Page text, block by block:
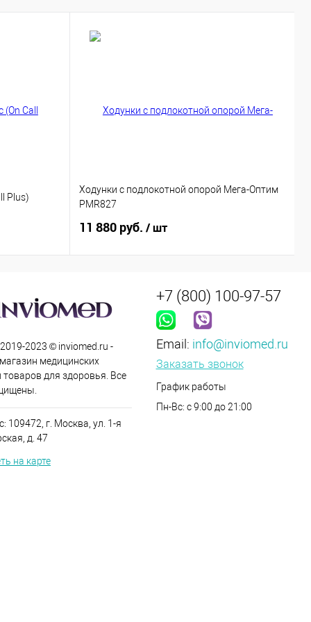
Plus)
Ходунки с подлокотной опорой Мега-Оптим
PMR827
11 880 руб. / шт
2023 © inviomed.ru -
медицинских
товаров для здоровья. Все
109472, г. Москва, ул. 1-я
д. 47
на карте
+7 (800) 100-97-57
Email: info@inviomed.ru
Заказать звонок
График работы
Пн-Вс: с 9:00 до 21:00